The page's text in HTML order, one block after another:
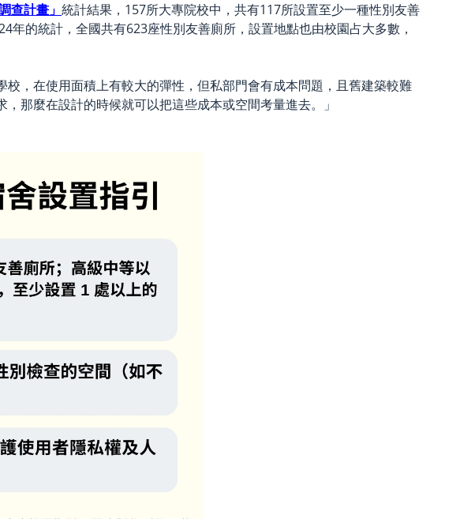
查計畫」 統計結果，157所大專院校中，共有117所設置至少一種性別友善
的統計，全國共有623座性別友善廁所，設置地點也由校園占大多數，
，在使用面積上有較大的彈性，但私部門會有成本問題，且舊建築較難
那麼在設計的時候就可以把這些成本或空間考量進去。」